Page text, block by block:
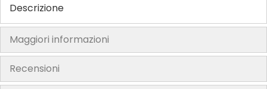
Descrizione
Maggiori informazioni
Recensioni